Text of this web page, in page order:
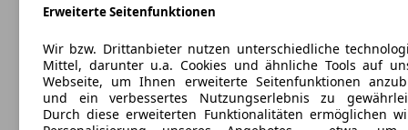
Erweiterte Seitenfunktionen
Wir bzw. Drittanbieter nutzen unterschiedliche
Mittel, darunter u.a. Cookies und ähnliche Tools auf
Webseite, um Ihnen erweiterte Seitenfunktionen
und ein verbessertes Nutzungserlebnis zu
Durch diese erweiterten Funktionalitäten ermöglichen